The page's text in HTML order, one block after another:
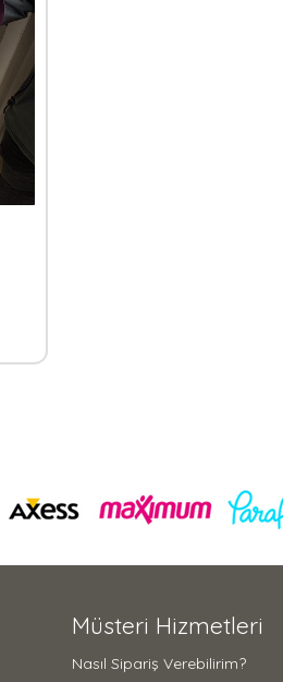
Müsteri Hizmetleri
Nasıl Sipariş Verebilirim?